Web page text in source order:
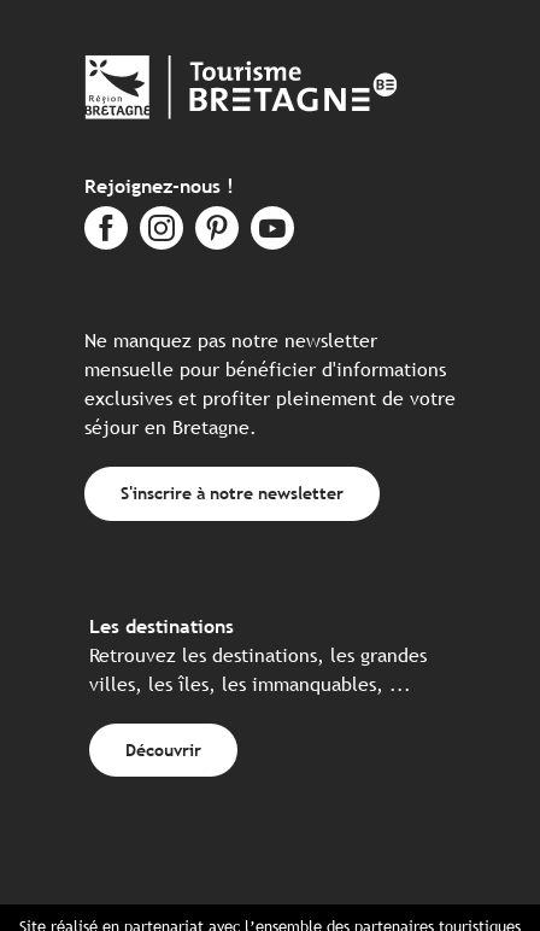
Rejoignez-nous !
Ne manquez pas notre newsletter
mensuelle pour bénéficier d'informations
exclusives et profiter pleinement de votre
séjour en Bretagne.
S'inscrire à notre newsletter
Les destinations
Retrouvez les destinations, les grandes
villes, les îles, les immanquables, ...
Découvrir
Site réalisé en partenariat avec l’ensemble des partenaires touristiques